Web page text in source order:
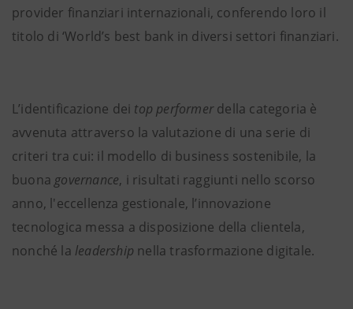
provider finanziari internazionali, conferendo loro il
titolo di ‘World’s best bank in diversi settori finanziari.
L’identificazione dei top performerdella categoria è
avvenuta attraverso la valutazione di una serie di
criteri tra cui: il modello di business sostenibile, la
buona governance, i risultati raggiunti nello scorso
anno, l'eccellenza gestionale, l’innovazione
tecnologica messa a disposizione della clientela,
nonché la leadership nella trasformazione digitale.